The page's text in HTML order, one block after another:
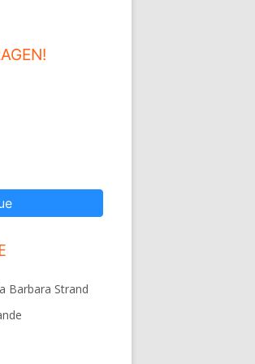
Barbara Strand